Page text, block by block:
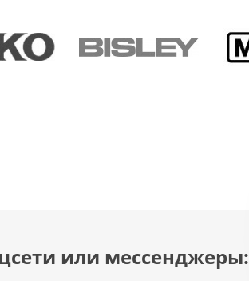
или мессенджеры: